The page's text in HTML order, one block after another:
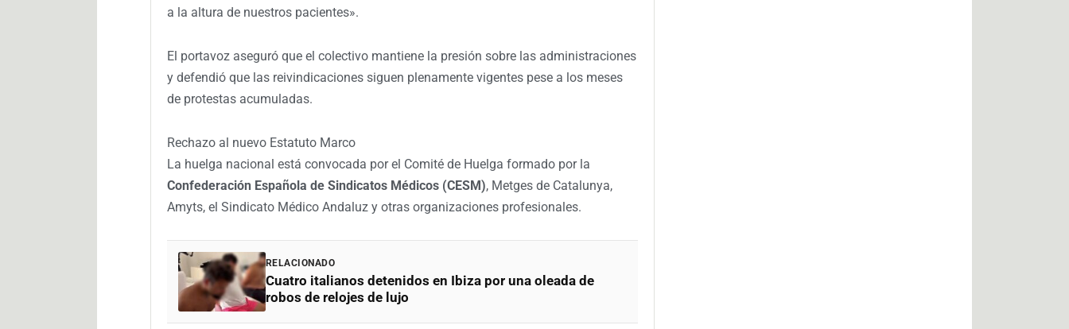
a la altura de nuestros pacientes».
El portavoz aseguró que el colectivo mantiene la presión sobre las administraciones
y defendió que las reivindicaciones siguen plenamente vigentes pese a los meses
de protestas acumuladas.
Rechazo al nuevo Estatuto Marco
La huelga nacional está convocada por el Comité de Huelga formado por la
Confederación Española de Sindicatos Médicos (CESM), Metges de Catalunya,
Amyts, el Sindicato Médico Andaluz y otras organizaciones profesionales.
RELACIONADO
Cuatro italianos detenidos en Ibiza por una oleada de
robos de relojes de lujo